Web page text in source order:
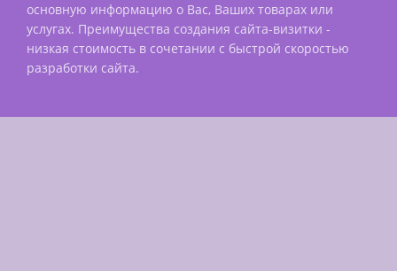
основную информацию о Вас, Ваших товарах или
услугах. Преимущества создания сайта-визитки -
низкая стоимость в сочетании с быстрой скоростью
разработки сайта.